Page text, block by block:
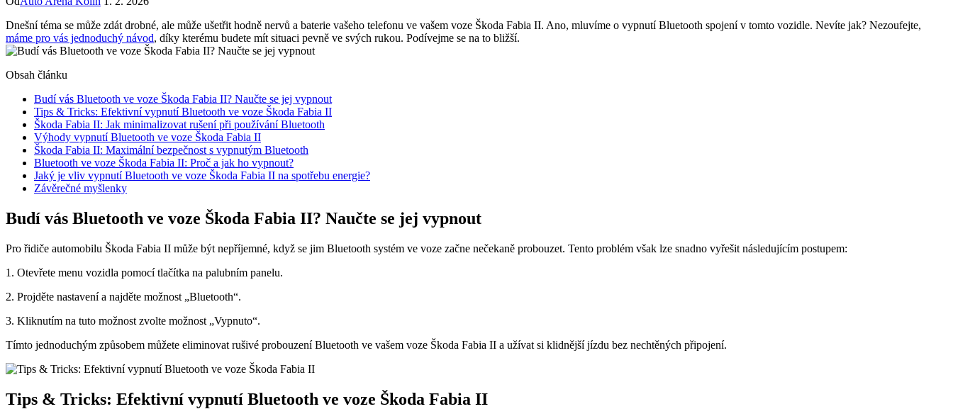
Dnešní téma se může zdát drobné, ale může ušetřit hodně nervů a baterie vašeho telefonu ve vašem voze Škoda Fabia II. Ano, mluvíme o vypnutí Bluetooth spojení v tomto vozidle. Nevíte jak? Nezoufejte,
máme pro vás jednoduchý návod, díky kterému budete mít situaci pevně ve svých rukou. Podívejme se na to bližší.
Obsah článku
Budí vás Bluetooth ve voze Škoda Fabia II? Naučte se jej vypnout
Tips & Tricks: Efektivní vypnutí Bluetooth ve voze Škoda Fabia II
Škoda Fabia II: Jak minimalizovat rušení při používání Bluetooth
Výhody vypnutí Bluetooth ve voze Škoda Fabia II
Škoda Fabia II: Maximální bezpečnost s vypnutým Bluetooth
Bluetooth ve voze Škoda Fabia II: Proč a jak ho vypnout?
Jaký je vliv vypnutí Bluetooth ve voze Škoda Fabia II na spotřebu energie?
Závěrečné myšlenky
Budí vás Bluetooth ve voze Škoda Fabia II? Naučte se jej vypnout
Pro řidiče automobilu Škoda Fabia II může být nepříjemné, když se jim Bluetooth systém ve voze začne nečekaně probouzet. Tento problém však lze snadno vyřešit následujícím postupem:
1. Otevřete menu vozidla pomocí tlačítka na palubním panelu.
2. Projděte nastavení a najděte možnost „Bluetooth“.
3. Kliknutím na tuto možnost zvolte možnost „Vypnuto“.
Tímto jednoduchým způsobem můžete eliminovat rušivé probouzení Bluetooth ve vašem voze Škoda Fabia II a užívat si klidnější jízdu bez nechtěných připojení.
Tips & Tricks: Efektivní vypnutí Bluetooth ve voze Škoda Fabia II